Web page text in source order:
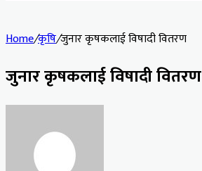
Home/कृषि/जुनार कृषकलाई विषादी वितरण
जुनार कृषकलाई विषादी वितरण